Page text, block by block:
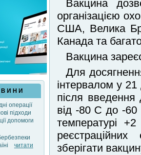
И Н И
операції
підходи
допомоги
читати
Вакцина
організацією
США, Велика
Канада та
Вакцина
Для
інтервалом у 21
після введення
від -80 C до -60
температурі
зберігати